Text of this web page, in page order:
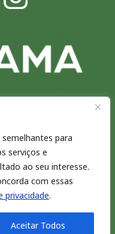
para
serviços e
ao seu interesse.
com essas
privacidade.
Aceitar Todos
por
reservados.